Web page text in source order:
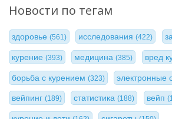
Новости по тегам
здоровье (561) исследования(422)
курение (393) медицина(385) вред
борьба с курением (323) электронные
вейпинг (189) статистика(188) вейп